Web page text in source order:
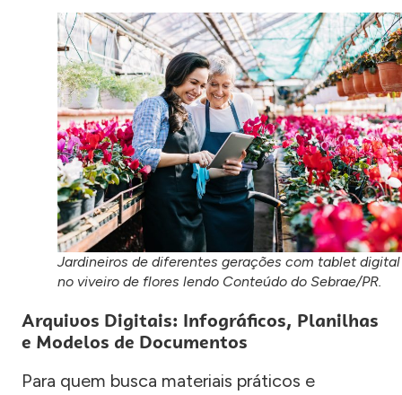
Jardineiros de diferentes gerações com tablet digital
no viveiro de flores lendo Conteúdo do Sebrae/PR.
Arquivos Digitais: Infográficos, Planilhas
e Modelos de Documentos
Para quem busca materiais práticos e